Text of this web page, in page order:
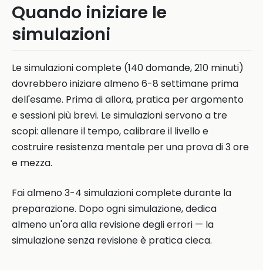
Quando iniziare le
simulazioni
Le simulazioni complete (140 domande, 210 minuti)
dovrebbero iniziare almeno 6-8 settimane prima
dell'esame. Prima di allora, pratica per argomento
e sessioni più brevi. Le simulazioni servono a tre
scopi: allenare il tempo, calibrare il livello e
costruire resistenza mentale per una prova di 3 ore
e mezza.
Fai almeno 3-4 simulazioni complete durante la
preparazione. Dopo ogni simulazione, dedica
almeno un'ora alla revisione degli errori — la
simulazione senza revisione è pratica cieca.